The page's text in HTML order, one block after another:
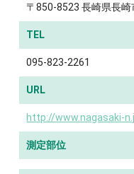
〒850-8523 長崎県長崎
TEL
095-823-2261
URL
http://www.nagasaki-
測定部位